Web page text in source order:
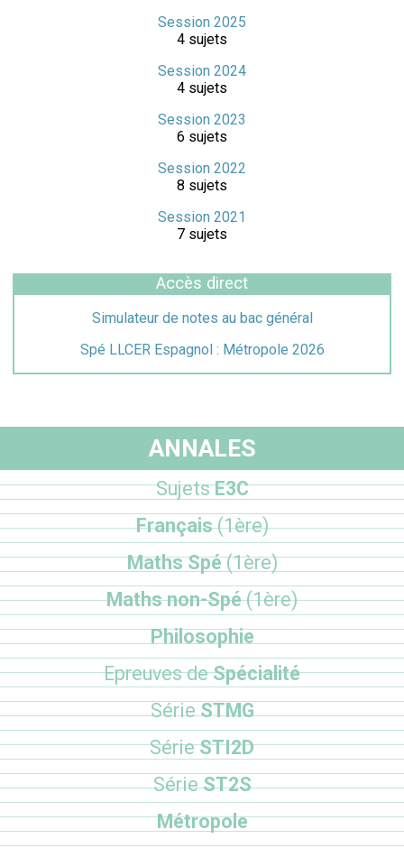
Session 2025
4 sujets
Session 2024
4 sujets
Session 2023
6 sujets
Session 2022
8 sujets
Session 2021
7 sujets
Accès direct
Simulateur de notes au bac général
Spé LLCER Espagnol : Métropole 2026
ANNALES
SujetsE3C
Français(1ère)
Maths Spé(1ère)
Maths non-Spé(1ère)
Philosophie
Epreuves deSpécialité
SérieSTMG
SérieSTI2D
SérieST2S
Métropole